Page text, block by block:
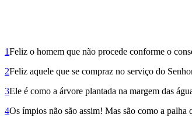
1Feliz o homem que não procede conforme o
2Feliz aquele que se compraz no serviço do
3Ele é como a árvore plantada na margem das
4Os ímpios não são assim! Mas são como a palha